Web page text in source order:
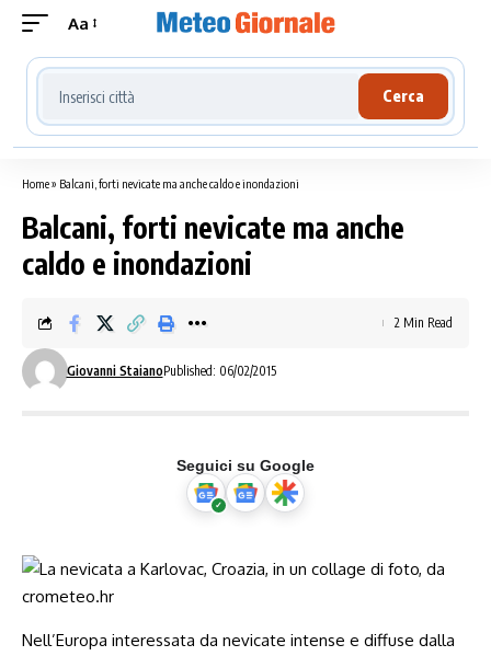
Aa
Cerca località meteo
Cerca
Home» Balcani, forti nevicate ma anche caldo e inondazioni
Balcani, forti nevicate ma anche
caldo e inondazioni
Giovanni StaianoPublished: 06/02/2015
2 Min Read
Seguici su Google
Nell’Europa interessata da nevicate intense e diffuse dalla